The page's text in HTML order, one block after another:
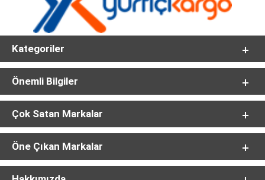
Kategoriler
Önemli Bilgiler
Çok Satan Markalar
Öne Çıkan Markalar